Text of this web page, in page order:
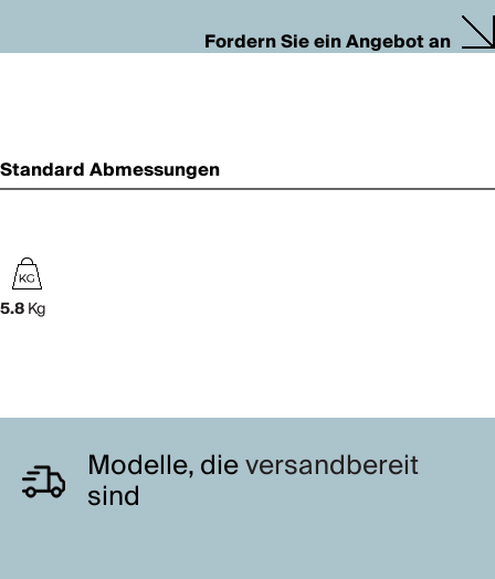
Fordern Sie ein Angebot an
Standard Abmessungen
5.8Kg
Modelle, dieversandbereit
sind